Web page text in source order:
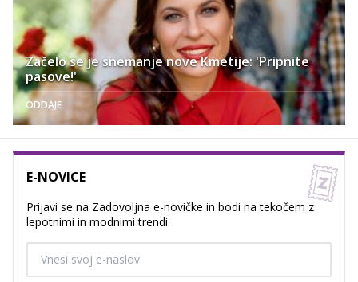
Začelo se je snemanje nove Kmetije: 'Pripnite
pasove!'
ODDAJE
E-NOVICE
Prijavi se na Zadovoljna e-novičke in bodi na tekočem z
lepotnimi in modnimi trendi.